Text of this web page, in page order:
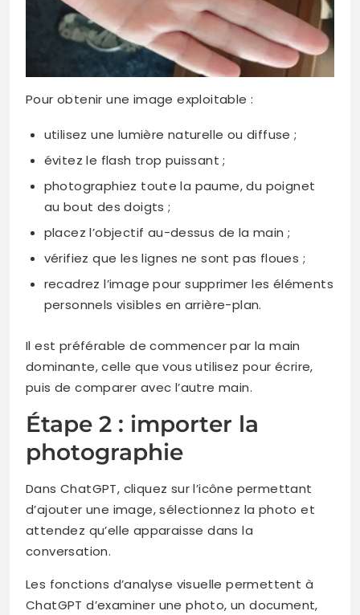
Pour obtenir une image exploitable :
utilisez une lumière naturelle ou diffuse ;
évitez le flash trop puissant ;
photographiez toute la paume, du poignet
au bout des doigts ;
placez l’objectif au-dessus de la main ;
vérifiez que les lignes ne sont pas floues ;
recadrez l’image pour supprimer les éléments
personnels visibles en arrière-plan.
Il est préférable de commencer par la main
dominante, celle que vous utilisez pour écrire,
puis de comparer avec l’autre main.
Étape 2 : importer la
photographie
Dans ChatGPT, cliquez sur l’icône permettant
d’ajouter une image, sélectionnez la photo et
attendez qu’elle apparaisse dans la
conversation.
Les fonctions d’analyse visuelle permettent à
ChatGPT d’examiner une photo, un document,